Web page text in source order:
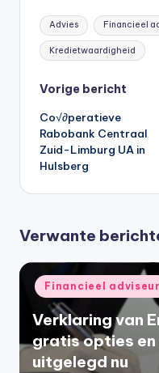
Tags:
Advies Financieel
Kredietwaardigheid
Bericht
navigatie
Vorige bericht
Co√∂peratieve
Rabobank Centraal
Zuid-Limburg UA in
Hulsberg
Verwante
Geplaatst
in
Financieel adviseur
Verklaring van
gratis opties
uitgelegd nu